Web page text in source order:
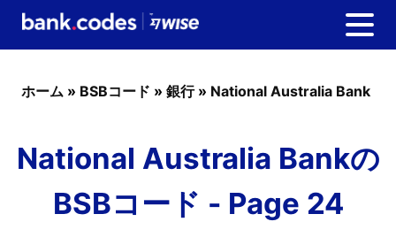
ホーム » BSBコード » 銀行» National Australia Bank
National Australia Bankの
BSBコード - Page 24